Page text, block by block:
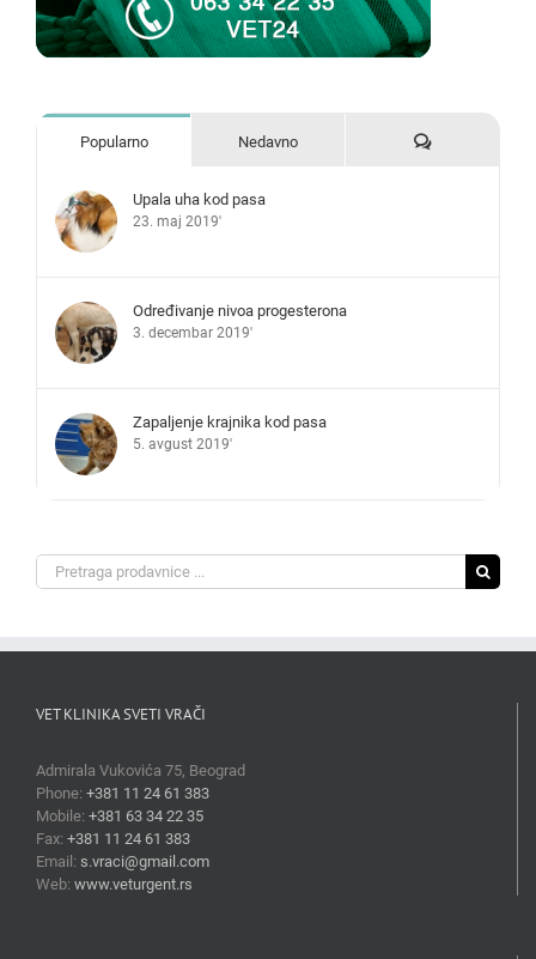
Popularno Nedavno Komentari
Upala uha kod pasa
23. maj 2019'
Određivanje nivoa progesterona
3. decembar 2019'
Zapaljenje krajnika kod pasa
5. avgust 2019'
Search
for:
VET KLINIKA SVETI VRAČI
Admirala Vukovića 75, Beograd
Phone: +381 11 24 61 383
Mobile: +381 63 34 22 35
Fax: +381 11 24 61 383
Email: s.vraci@gmail.com
Web: www.veturgent.rs